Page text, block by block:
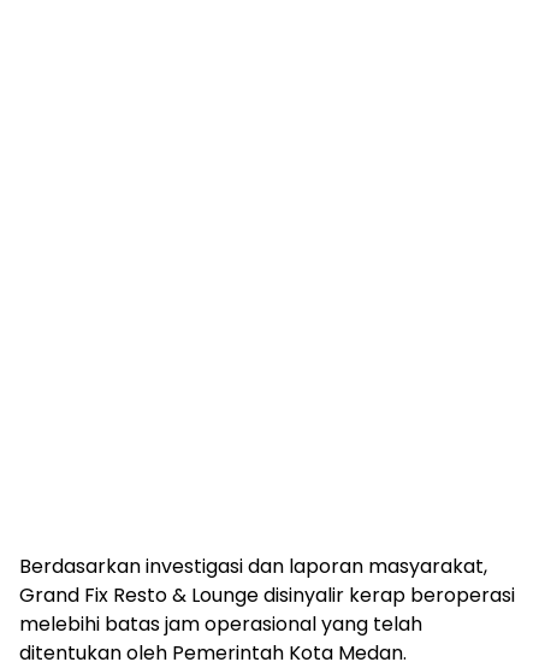
Berdasarkan investigasi dan laporan masyarakat,
Grand Fix Resto & Lounge disinyalir kerap beroperasi
melebihi batas jam operasional yang telah
ditentukan oleh Pemerintah Kota Medan.